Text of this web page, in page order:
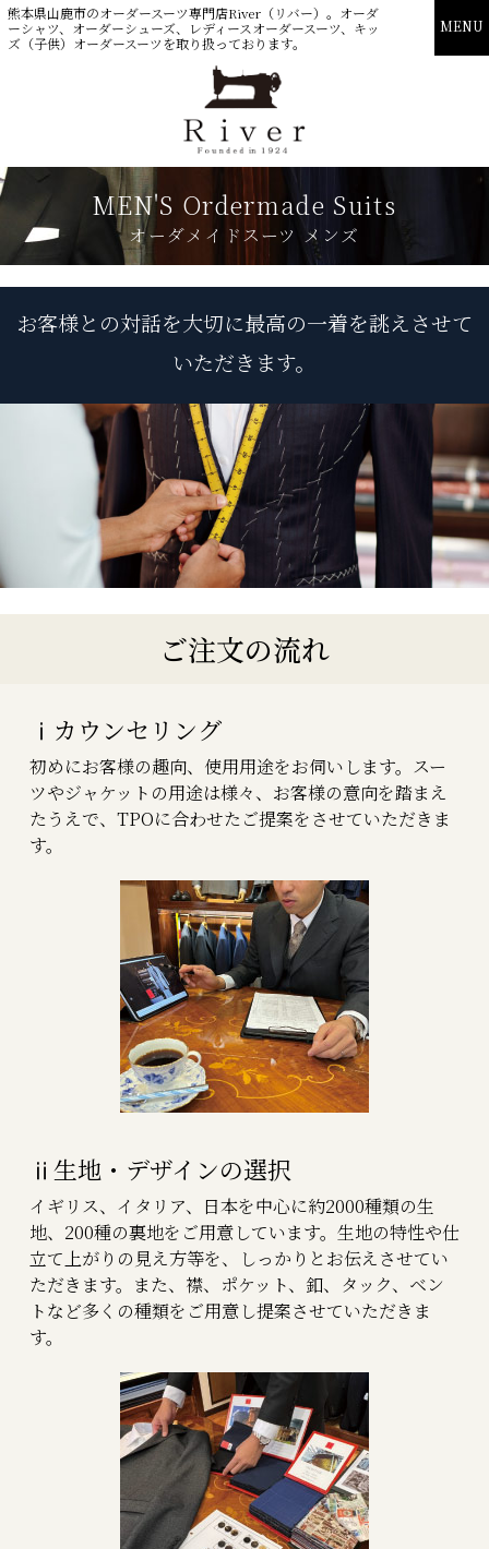
MENU
熊本県山鹿市のオーダースーツ専門店River（リバー）。オーダ
ーシャツ、オーダーシューズ、レディースオーダースーツ、キッ
ズ（子供）オーダースーツを取り扱っております。
MEN'S Ordermade Suits
オーダメイドスーツ メンズ
お客様との対話を大切に最高の一着を誂えさせて
いただきます。
ご注文の流れ
ⅰカウンセリング
初めにお客様の趣向、使用用途をお伺いします。スー
ツやジャケットの用途は様々、お客様の意向を踏まえ
たうえで、TPOに合わせたご提案をさせていただきま
す。
ⅱ生地・デザインの選択
イギリス、イタリア、日本を中心に約2000種類の生
地、200種の裏地をご用意しています。生地の特性や仕
立て上がりの見え方等を、しっかりとお伝えさせてい
ただきます。また、襟、ポケット、釦、タック、ベン
トなど多くの種類をご用意し提案させていただきま
す。